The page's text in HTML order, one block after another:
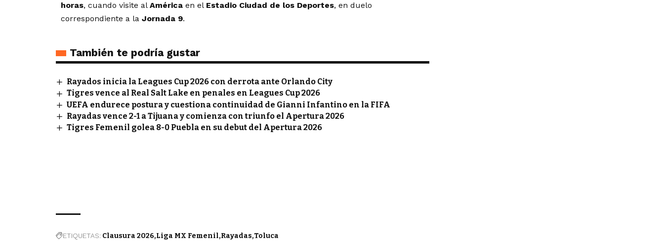
horas, cuando visite al América en el Estadio Ciudad de los Deportes, en duelo
correspondiente a la Jornada 9.
También te podría gustar
Rayados inicia la Leagues Cup 2026 con derrota ante Orlando City
Tigres vence al Real Salt Lake en penales en Leagues Cup 2026
UEFA endurece postura y cuestiona continuidad de Gianni Infantino en la FIFA
Rayadas vence 2-1 a Tijuana y comienza con triunfo el Apertura 2026
Tigres Femenil golea 8-0 Puebla en su debut del Apertura 2026
ETIQUETAS: Clausura 2026 Liga MX Femenil Rayadas Toluca